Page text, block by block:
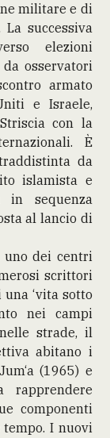
militare e di
successiva
elezioni
osservatori
armato
e Israele,
con la
È
da
islamista e
in sequenza
al lancio di
uno dei centri
scrittori
‘vita sotto
nei campi
strade, il
abitano i
(1965) e
rapprendere
componenti
I nuovi